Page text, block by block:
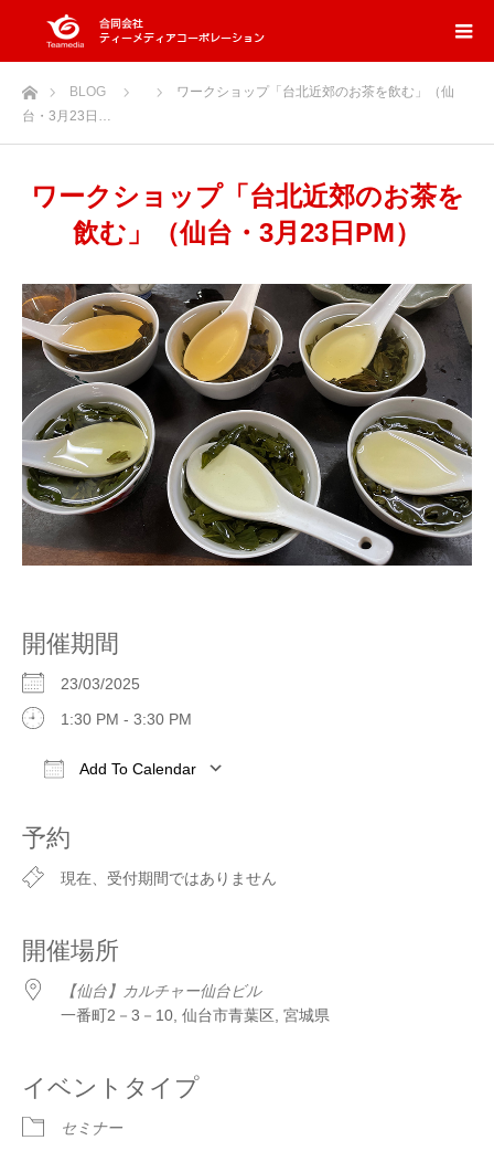
ホームBLOG
ワークショップ「台北近郊のお茶を飲む」（仙
台・3月23日…
ワークショップ「台北近郊のお茶を
飲む」（仙台・3月23日PM）
開催期間
23/03/2025
1:30 PM - 3:30 PM
Add To Calendar
予約
現在、受付期間ではありません
開催場所
【仙台】カルチャー仙台ビル
一番町2－3－10, 仙台市青葉区, 宮城県
イベントタイプ
セミナー